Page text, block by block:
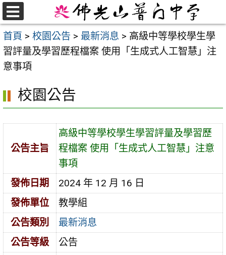
跳
至
主
要
內
首頁 > 校園公告 > 最新消息 > 高級中等學校學生學
習評量及學習歷程檔案 使用「生成式人工智慧」注
意事項
校園公告
公告主旨
高級中等學校學生學習評量及學習歷
程檔案 使用「生成式人工智慧」注意
事項
發佈日期
2024 年 12 月 16 日
發佈單位
教學組
公告類別
最新消息
公告等級
公告
選
單